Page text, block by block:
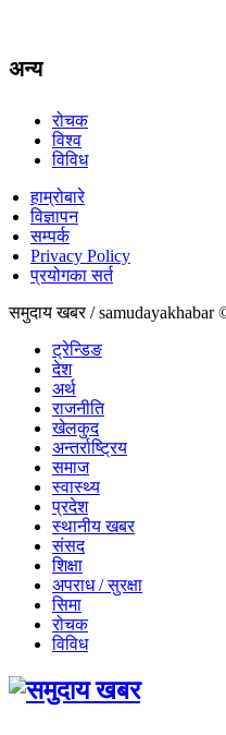
अन्य
रोचक
विश्व
विविध
हाम्रोबारे
विज्ञापन
सम्पर्क
Privacy Policy
प्रयोगका सर्त
समुदाय खबर /
ट्रेन्डिङ
देश
अर्थ
राजनीति
खेलकुद
अन्तर्राष्ट्रिय
समाज
स्वास्थ्य
प्रदेश
स्थानीय खबर
संसद
शिक्षा
अपराध / सुरक्षा
सिमा
रोचक
विविध